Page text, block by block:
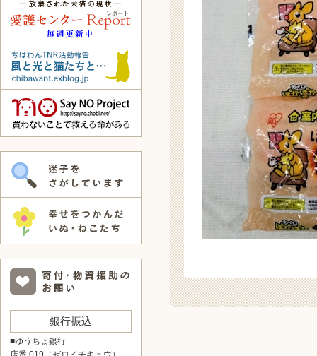
銀行振込
■ゆうちょ銀行